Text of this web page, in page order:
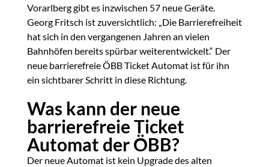
Vorarlberg gibt es inzwischen 57 neue Geräte.
Georg Fritsch ist zuversichtlich: „Die Barrierefreiheit
hat sich in den vergangenen Jahren an vielen
Bahnhöfen bereits spürbar weiterentwickelt.“ Der
neue barrierefreie ÖBB Ticket Automat ist für ihn
ein sichtbarer Schritt in diese Richtung.
Was kann der neue
barrierefreie Ticket
Automat der ÖBB?
Der neue Automat ist kein Upgrade des alten